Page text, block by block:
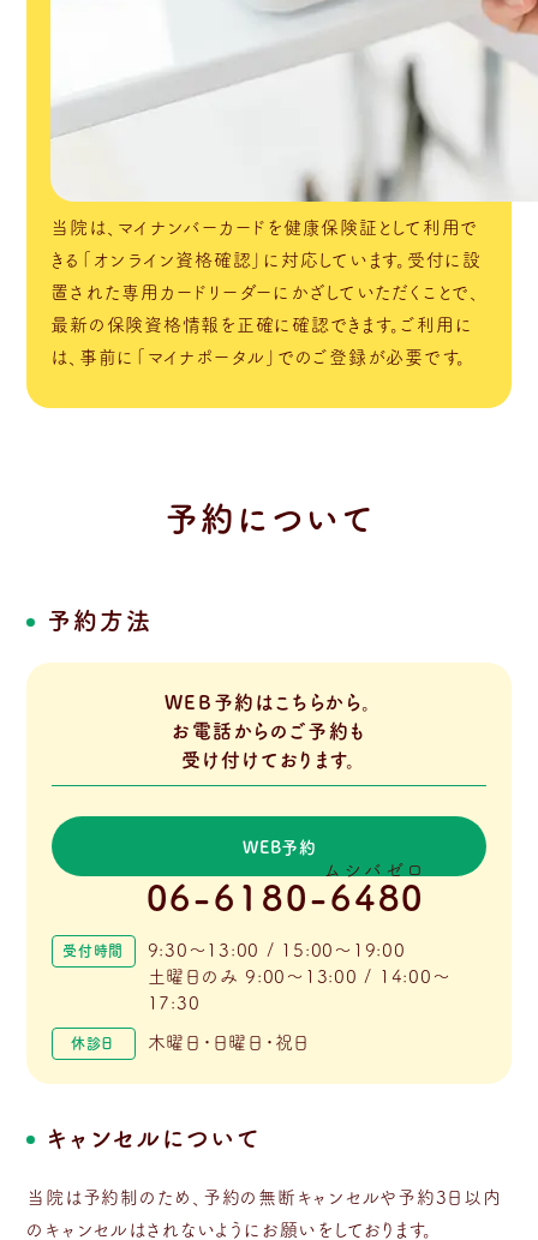
当院は、マイナンバーカードを健康保険証として利用で
きる「オンライン資格確認」に対応しています。受付に設
置された専用カードリーダーにかざしていただくことで、
最新の保険資格情報を正確に確認できます。ご利用に
は、事前に「マイナポータル」でのご登録が必要です。
予約について
予約方法
WEB予約はこちらから。
お電話からのご予約も
受け付けております。
WEB予約
06-6180-6480
ムシバゼロ
受付時間
9:30～13:00 / 15:00～19:00
土曜日のみ 9:00～13:00 / 14:00～
17:30
休診日 木曜日・日曜日・祝日
キャンセルについて
当院は予約制のため、予約の無断キャンセルや予約3日以内
のキャンセルはされないようにお願いをしております。